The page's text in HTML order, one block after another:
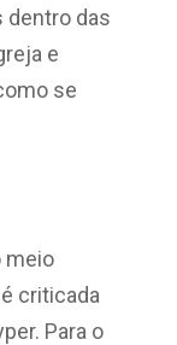
dentro das
e
se
meio
criticada
Para o